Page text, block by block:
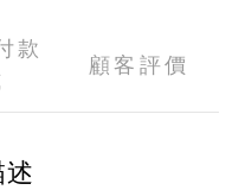
款
顧客評價